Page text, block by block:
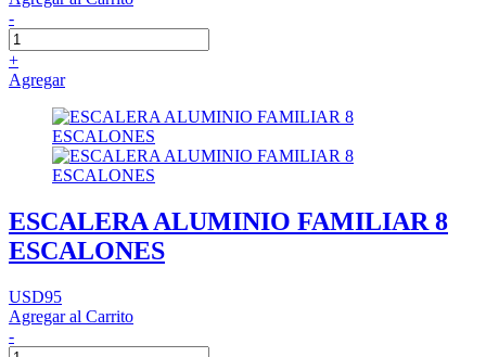
-
+
Agregar
ESCALERA ALUMINIO FAMILIAR 8
ESCALONES
USD95
Agregar al Carrito
-